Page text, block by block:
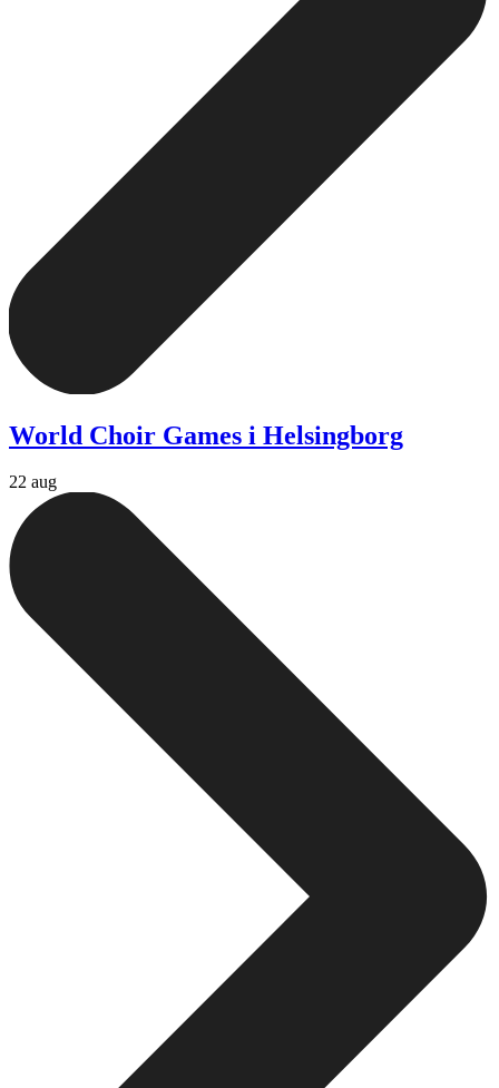
World Choir Games i Helsingborg
22 aug